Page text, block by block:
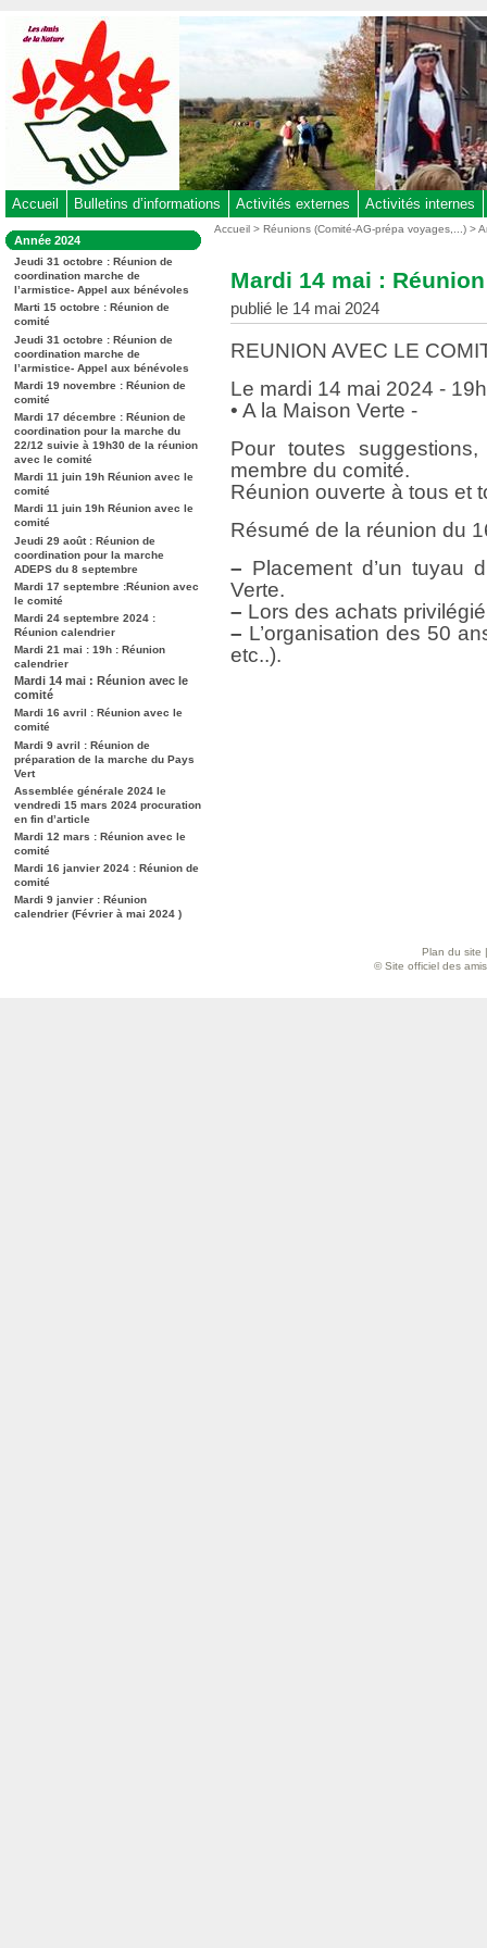
au
contenu
-
Aller
au
menu
-
à
la
recherche
Accueil Bulletins d’informations Activités externes Activités internes
Dans
la
rubrique
:
Année 2024
Jeudi 31 octobre : Réunion de
coordination marche de
l’armistice- Appel aux bénévoles
Marti 15 octobre : Réunion de
comité
Jeudi 31 octobre : Réunion de
coordination marche de
l’armistice- Appel aux bénévoles
Mardi 19 novembre : Réunion de
comité
Mardi 17 décembre : Réunion de
coordination pour la marche du
22/12 suivie à 19h30 de la réunion
avec le comité
Mardi 11 juin 19h Réunion avec le
comité
Mardi 11 juin 19h Réunion avec le
comité
Jeudi 29 août : Réunion de
coordination pour la marche
ADEPS du 8 septembre
Mardi 17 septembre :Réunion avec
le comité
Mardi 24 septembre 2024 :
Réunion calendrier
Mardi 21 mai : 19h : Réunion
calendrier
Mardi 14 mai : Réunion avec le
comité
Mardi 16 avril : Réunion avec le
comité
Mardi 9 avril : Réunion de
préparation de la marche du Pays
Vert
Assemblée générale 2024 le
vendredi 15 mars 2024 procuration
en fin d’article
Mardi 12 mars : Réunion avec le
comité
Mardi 16 janvier 2024 : Réunion de
comité
Mardi 9 janvier : Réunion
calendrier (Février à mai 2024 )
Vous
Accueil >Réunions (Comité-AG-prépa voyages,...) >
Mardi 14 mai :
publié le 14 mai 2024
REUNION AVEC LE
Le mardi 14 mai 2024 - 19h
• A la Maison Verte -
Pour toutes
membre du comité.
Réunion ouverte à tous et
Résumé de la réunion du
– Placement d’un tuyau
Verte.
– Lors des achats
– L’organisation des 50
etc..).
Plan du site
© Site officiel des